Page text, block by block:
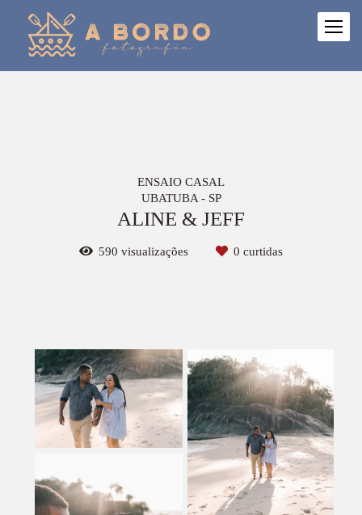
ENSAIO CASAL
UBATUBA - SP
ALINE & JEFF
590 visualizações 0 curtidas